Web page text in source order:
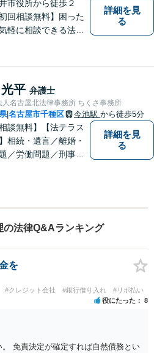
井市役所から徒歩２
回相談無料】困った
軽に相談できる法律
護士を目指していま
詳細を見
る
平 弁護士
人名古屋北法律事務所 ちくさ事務所
|名古屋市千種区 今池駅 から徒歩5分
相談無料】【法テラス
相続・遺言／離婚・
／労働問題／刑事事
小さなお困り事でも
ん【夜間・休日面
全個室】【今池駅3
詳細を見
る
の法律Q&Aランキング
を
#クレジット会社 #銀行借り入れ #リボ払い
役にたった 8
免責決定が確定すれば自然債務とい